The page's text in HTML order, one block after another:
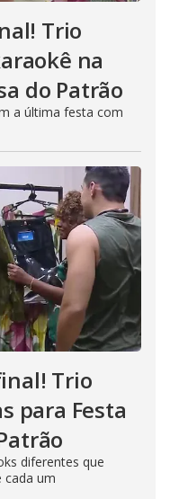
Trio
na
do Patrão
a última festa com
Trio
para Festa
diferentes que
cada um